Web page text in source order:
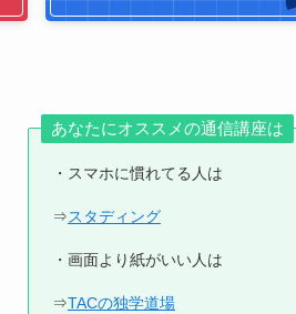
あなたにオススメの通信講座は
・スマホに慣れてる人は
⇒スタディング
・画面より紙がいい人は
⇒TACの独学道場